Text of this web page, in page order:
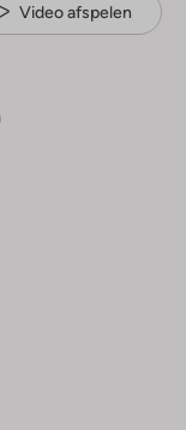
Video afspelen